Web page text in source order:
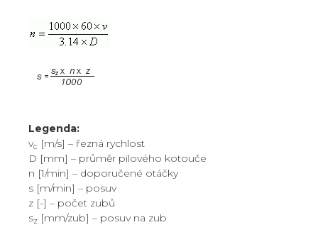
Legenda:
vc [m/s] – řezná rychlost
D [mm] – průměr pilového kotouče
n [1/min] – doporučené otáčky
s [m/min] – posuv
z [-] – počet zubů
sz [mm/zub] – posuv na zub